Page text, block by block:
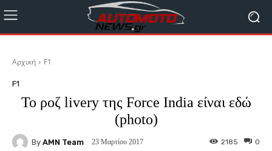
Αρχική F1
F1
Το ροζ livery της Force India είναι εδώ
(photo)
By AMN Team 23 Μαρτίου 2017 0
2185